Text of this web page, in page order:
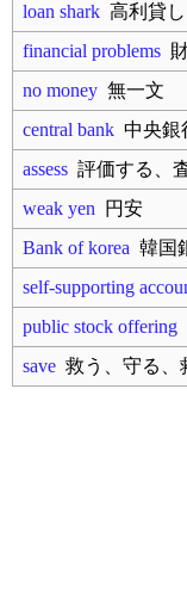
loan shark 高利貸
financial problems
no money 無一文
central bank 中央銀
assess 評価する、
weak yen 円安
Bank of korea 韓国
self-supporting
public stock offering
save 救う、守る、